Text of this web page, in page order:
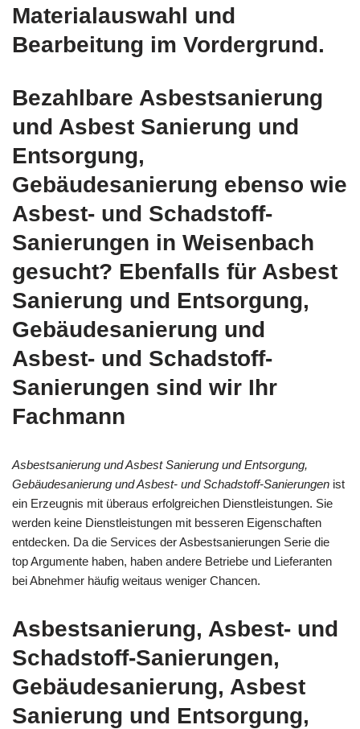
Materialauswahl und
Bearbeitung im Vordergrund.
Bezahlbare Asbestsanierung
und Asbest Sanierung und
Entsorgung,
Gebäudesanierung ebenso wie
Asbest- und Schadstoff-
Sanierungen in Weisenbach
gesucht? Ebenfalls für Asbest
Sanierung und Entsorgung,
Gebäudesanierung und
Asbest- und Schadstoff-
Sanierungen sind wir Ihr
Fachmann
Asbestsanierung und Asbest Sanierung und Entsorgung,
Gebäudesanierung und Asbest- und Schadstoff-Sanierungen ist
ein Erzeugnis mit überaus erfolgreichen Dienstleistungen. Sie
werden keine Dienstleistungen mit besseren Eigenschaften
entdecken. Da die Services der Asbestsanierungen Serie die
top Argumente haben, haben andere Betriebe und Lieferanten
bei Abnehmer häufig weitaus weniger Chancen.
Asbestsanierung, Asbest- und
Schadstoff-Sanierungen,
Gebäudesanierung, Asbest
Sanierung und Entsorgung,